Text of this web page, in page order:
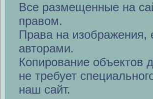
Все размещенные на
правом.
Права на изображения,
авторами.
Копирование объектов
не требует
наш сайт.